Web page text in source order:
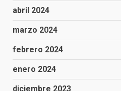
abril 2024
marzo 2024
febrero 2024
enero 2024
diciembre 2023